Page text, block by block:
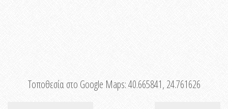
Τοποθεσία στο Google Maps:40.665841, 24.761626